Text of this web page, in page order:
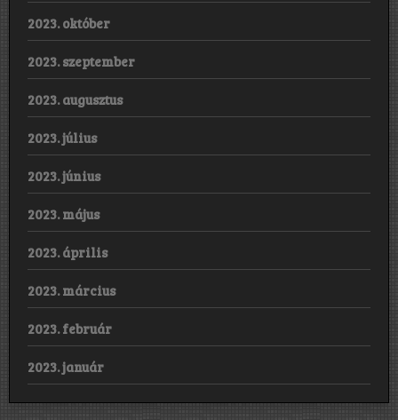
2023. október
2023. szeptember
2023. augusztus
2023. július
2023. június
2023. május
2023. április
2023. március
2023. február
2023. január